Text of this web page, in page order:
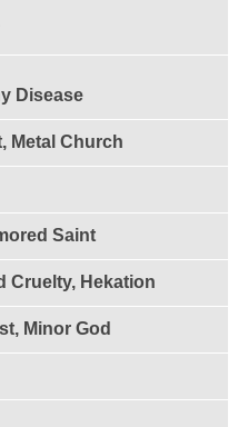
Disease
Metal Church
Saint
Cruelty, Hekation
Minor God